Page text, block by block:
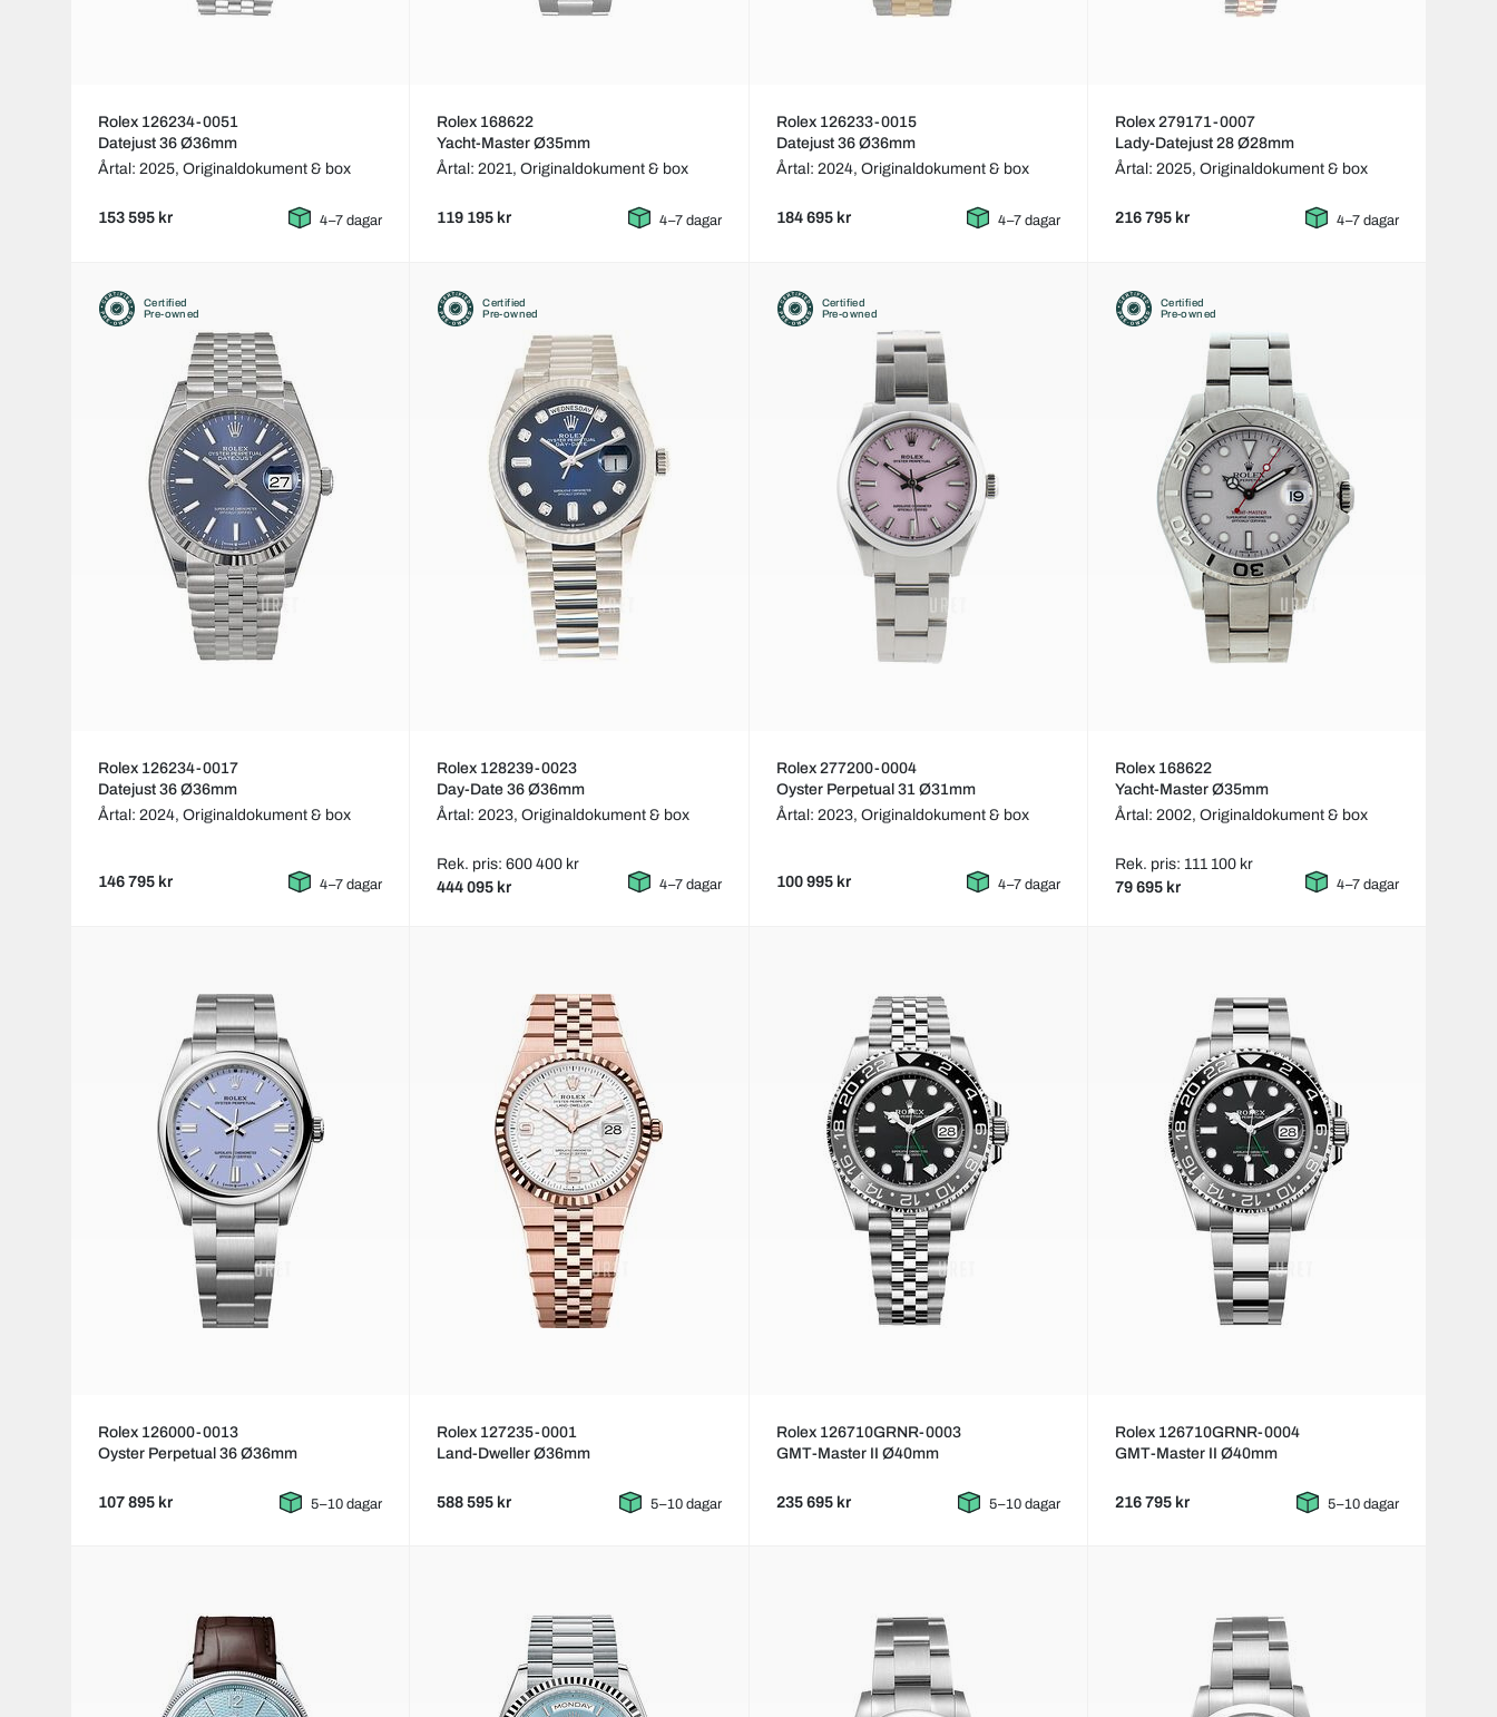
Rolex 126234-0051
Datejust 36 Ø36mm
Årtal: 2025, Originaldokument & box
153 595 kr 4–7 dagar
Rolex 168622
Yacht-Master Ø35mm
Årtal: 2021,Originaldokument & box
119 195 kr 4–7 dagar
Rolex 126233-0015
Datejust 36 Ø36mm
Årtal: 2024, Originaldokument & box
184 695 kr 4–7 dagar
Rolex 279171-0007
Lady-Datejust 28 Ø28mm
Årtal: 2025, Originaldokument & box
216 795 kr 4–7 dagar
Certified
Pre-owned
Rolex 126234-0017
Datejust 36 Ø36mm
Årtal: 2024, Originaldokument & box
146 795 kr 4–7 dagar
Certified
Pre-owned
Rolex 128239-0023
Day-Date 36 Ø36mm
Årtal: 2023,Originaldokument & box
Rek. pris: 600 400 kr
444 095 kr 4–7 dagar
Certified
Pre-owned
Rolex 277200-0004
Oyster Perpetual 31 Ø31mm
Årtal: 2023, Originaldokument & box
100 995 kr 4–7 dagar
Certified
Pre-owned
Rolex 168622
Yacht-Master Ø35mm
Årtal: 2002, Originaldokument & box
Rek. pris: 111 100 kr
79 695 kr 4–7 dagar
Rolex 126000-0013
Oyster Perpetual 36 Ø36mm
107 895 kr 5–10 dagar
Rolex 127235-0001
Land-Dweller Ø36mm
588 595 kr 5–10 dagar
Rolex 126710GRNR-0003
GMT-Master II Ø40mm
235 695 kr 5–10 dagar
Rolex 126710GRNR-0004
GMT-Master II Ø40mm
216 795 kr 5–10 dagar